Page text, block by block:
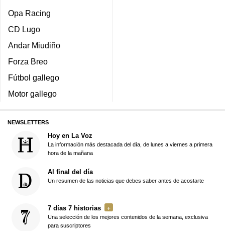
Opa Racing
CD Lugo
Andar Miudiño
Forza Breo
Fútbol gallego
Motor gallego
NEWSLETTERS
Hoy en La Voz
La información más destacada del día, de lunes a viernes a primera
hora de la mañana
Al final del día
Un resumen de las noticias que debes saber antes de acostarte
7 días 7 historias
Una selección de los mejores contenidos de la semana, exclusiva
para suscriptores